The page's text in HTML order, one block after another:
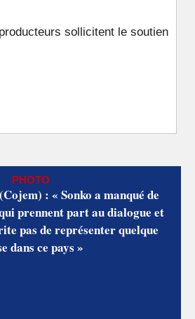
sollicitent le soutien
PHOTO
: « Sonko a manqué de
prennent part au dialogue et
pas de représenter quelque
dans ce pays »